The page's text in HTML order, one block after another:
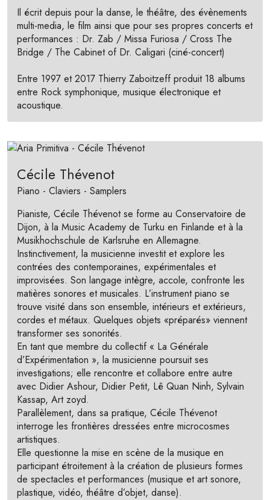
Il écrit depuis pour la danse, le théâtre, des évènements
multi-media, le film ainsi que pour ses propres concerts et
performances : Dr. Zab / Missa Furiosa / Cross The
Bridge / The Cabinet of Dr. Caligari (ciné-concert)
Entre 1997 et 2017 Thierry Zaboitzeff produit 18 albums
entre Rock symphonique, musique électronique et
acoustique.
Cécile Thévenot
Piano - Claviers - Samplers
Pianiste, Cécile Thévenot se forme au Conservatoire de
Dijon, à la Music Academy de Turku en Finlande et à la
Musikhochschule de Karlsruhe en Allemagne.
Instinctivement, la musicienne investit et explore les
contrées des contemporaines, expérimentales et
improvisées. Son langage intègre, accole, confronte les
matières sonores et musicales. L’instrument piano se
trouve visité dans son ensemble, intérieurs et extérieurs,
cordes et métaux. Quelques objets «préparés» viennent
transformer ses sonorités.
En tant que membre du collectif « La Générale
d’Expérimentation », la musicienne poursuit ses
investigations; elle rencontre et collabore entre autre
avec Didier Ashour, Didier Petit, Lê Quan Ninh, Sylvain
Kassap, Art zoyd.
Parallèlement, dans sa pratique, Cécile Thévenot
interroge les frontières dressées entre microcosmes
artistiques.
Elle questionne la mise en scène de la musique en
participant étroitement à la création de plusieurs formes
de spectacles et performances (musique et art sonore,
plastique, vidéo, théâtre d’objet, danse).